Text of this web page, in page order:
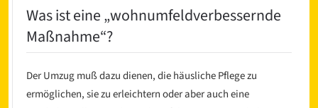
Was ist eine „wohnumfeldverbessernde
Maßnahme“?
Der Umzug muß dazu dienen, die häusliche Pflege zu
ermöglichen, sie zu erleichtern oder aber auch eine